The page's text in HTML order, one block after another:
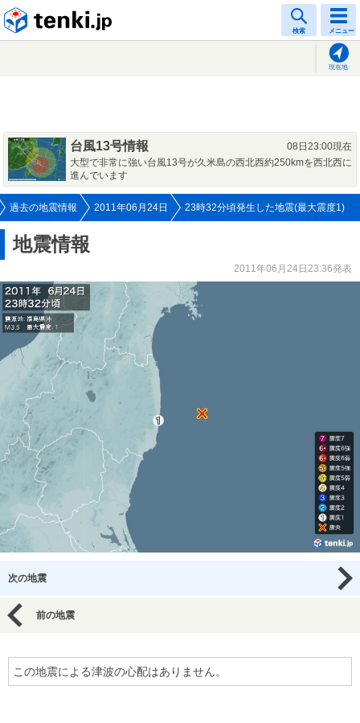
検索 メニュー
現在地
台風13号情報
08日23:00現在
大型で非常に強い台風13号が久米島の西北西約250kmを西北西に
進んでいます
過去の地震情報 2011年06月24日 23時32分頃発生した地震(最大震度1)
地震情報
2011年06月24日23:36発表
次の地震
前の地震
この地震による津波の心配はありません。